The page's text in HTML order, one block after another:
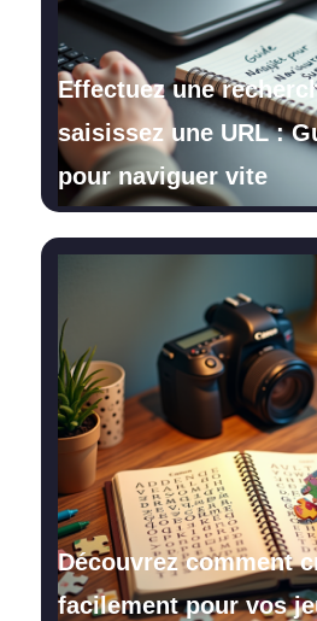
Effectuez une
saisissez une URL :
pour naviguer vite
Découvrez comment
facilement pour vos